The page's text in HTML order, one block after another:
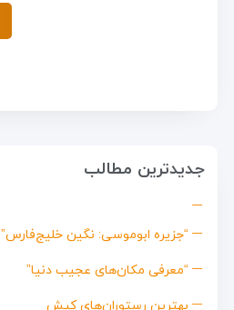
جدیدترین مطالب
“جزیره ابوموسی: نگین خلیج‌فارس”
“معرفی مکان‌های عجیب دنیا”
بهترین رستوران‌های کیش